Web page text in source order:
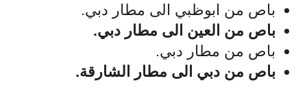
باص من ابوظبي الى مطار دبي.
باص من العين الى مطار دبي.
باص من مطار دبي.
باص من دبي الى مطار الشارقة.